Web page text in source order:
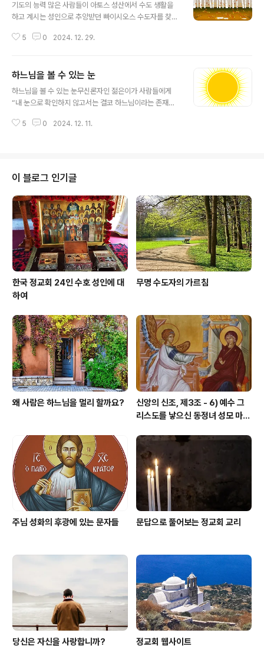
기도의 능력 많은 사람들이 아토스 성산에서 수도 생활을
하고 계시는 성인으로 추앙받던 빠이시오스 수도자를 찾아
다. “스승님, 우리가 구원받기 위해서는 어떻게 해야 합니
아토스 성산에 큰 불이 났었는데 그 불은 바토페디 수도원
을 지나쳐 이비론 수도원까지 덮쳤다네. 그곳에는 많은 수
도자들과 신자들이 있었는데, 그들은 불을 끄기 위해 온갖
로테오스 수도원까지 이르렀다네. 그곳은 단지 몇 분의 수
5 0 2024. 12. 29.
하느님을 볼 수 있는 눈
하느님을 볼 수 있는 눈무신론자인 젊은이가 사람들에게
“내 눈으로 확인하지 않고서는 결코 하느님이라는 존재를
이에게 다가서서 "하느님을 보기를 원하십니까?" 그렇다면
안 태양을 바라보게 되면 중심에 있는 하느님을 볼 수 있을
것이오." 청년은 학자가 시키는 대로 하였다. 하지만 그는
2분은커녕 단 몇 초도 태양을 바라볼 수 없었다. 그리고 태
양을 계속 바라보면 눈이 멀 것 같은 두려움에 사로 잡혔
다. 이때 학자는 청년에게 “당신은 하느님의 창조물인 태양
도 보지 못하면서 어떻..
5 0 2024. 12. 11.
이 블로그 인기글
한국 정교회 24인 수호 성인에 대
하여
무명 수도자의 가르침
왜 사람은 하느님을 멀리 할까요?
신앙의 신조, 제3조 - 6) 예수 그
리스도를 낳으신 동정녀 성모 마리
주님 성화의 후광에 있는 문자들 문답으로 풀어보는 정교회 교리
당신은 자신을 사랑합니까? 정교회 웹사이트